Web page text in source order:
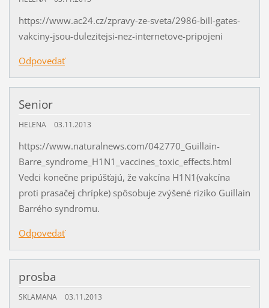
https://www.ac24.cz/zpravy-ze-sveta/2986-bill-gates-
vakciny-jsou-dulezitejsi-nez-internetove-pripojeni
Odpovedať
Senior
HELENA 03.11.2013
https://www.naturalnews.com/042770_Guillain-
Barre_syndrome_H1N1_vaccines_toxic_effects.html
Vedci konečne pripúšťajú, že vakcína H1N1(vakcína
proti prasačej chrípke) spôsobuje zvýšené riziko Guillain
Barrého syndromu.
Odpovedať
prosba
SKLAMANA 03.11.2013